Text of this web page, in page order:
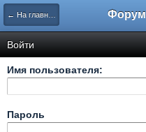
← На главную
Войти
Имя пользователя:
Пароль